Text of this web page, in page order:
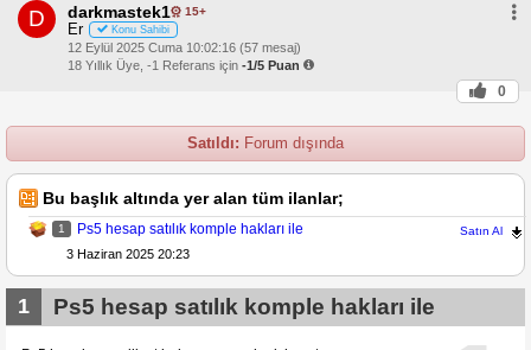
D darkmastek1 15+
Er Konu Sahibi
12 Eylül 2025 Cuma 10:02:16 (57 mesaj)
18 Yıllık Üye, -1 Referans için -1/5 Puan
0
Satıldı: Forum dışında
Bu başlık altında yer alan tüm ilanlar;
1 Ps5 hesap satılık komple hakları ile Satın Al
3 Haziran 2025 20:23
1 Ps5 hesap satılık komple hakları ile